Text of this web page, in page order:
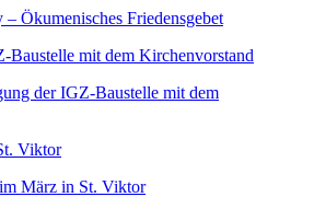
– Ökumenisches Friedensgebet
der IGZ-Baustelle mit dem
März in St. Viktor